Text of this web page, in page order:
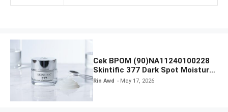
Cek BPOM (90)NA11240100228
Skintific 377 Dark Spot Moisture
Gel
Rin Awd May 17, 2026